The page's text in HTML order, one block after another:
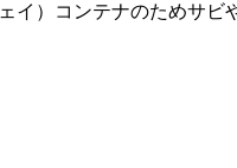
イ）コンテナのためサビ